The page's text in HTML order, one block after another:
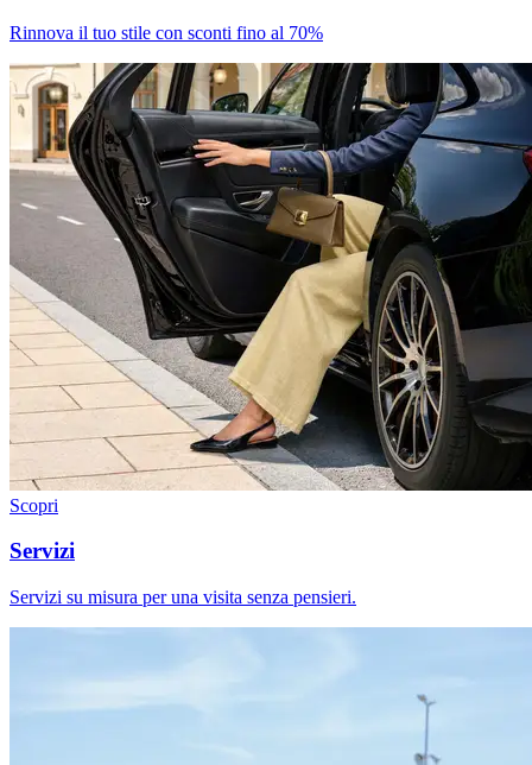
Rinnova il tuo stile con sconti fino al 70%
Scopri
Servizi
Servizi su misura per una visita senza pensieri.